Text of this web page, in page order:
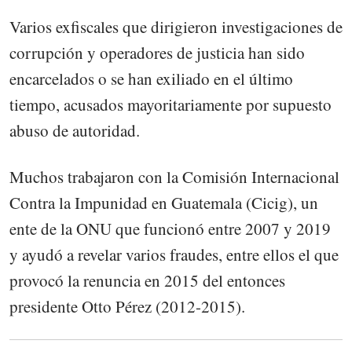
Varios exfiscales que dirigieron investigaciones de
corrupción y operadores de justicia han sido
encarcelados o se han exiliado en el último
tiempo, acusados mayoritariamente por supuesto
abuso de autoridad.
Muchos trabajaron con la Comisión Internacional
Contra la Impunidad en Guatemala (Cicig), un
ente de la ONU que funcionó entre 2007 y 2019
y ayudó a revelar varios fraudes, entre ellos el que
provocó la renuncia en 2015 del entonces
presidente Otto Pérez (2012-2015).